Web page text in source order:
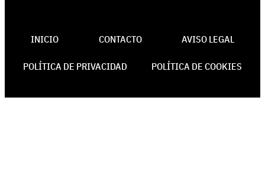
INICIO CONTACTO AVISO LEGAL
POLÍTICA DE PRIVACIDAD POLÍTICA DE COOKIES